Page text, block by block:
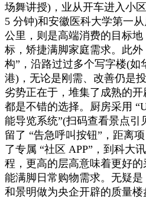
场舞讲授)，业从开车进入小
5 分钟)和安徽医科大学第一
公里，则是高端消费的目标
标，矫捷满脚家庭需求。此
构”，沿路过过多个写字楼(如
港)，无论是刚需、改善仍是
劣势正在于，堆集了成熟的开
都是不错的选择。厨房采用
能导览系统”(扫码查看景点引
留了 “告急呼叫按钮”，距离
了专属 “社区 APP”，到科大
程，更高的层高意味着更好
能满脚日常购物需求。无疑是
和景明做为央企开辟的质量